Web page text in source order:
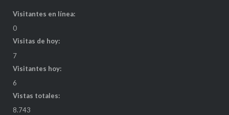
Visitantes en línea:
0
Visitas de hoy:
7
Visitantes hoy:
6
Vistas totales:
8.743